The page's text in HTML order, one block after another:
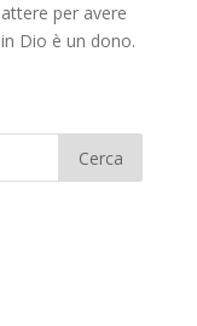
per avere
Dio è un dono.